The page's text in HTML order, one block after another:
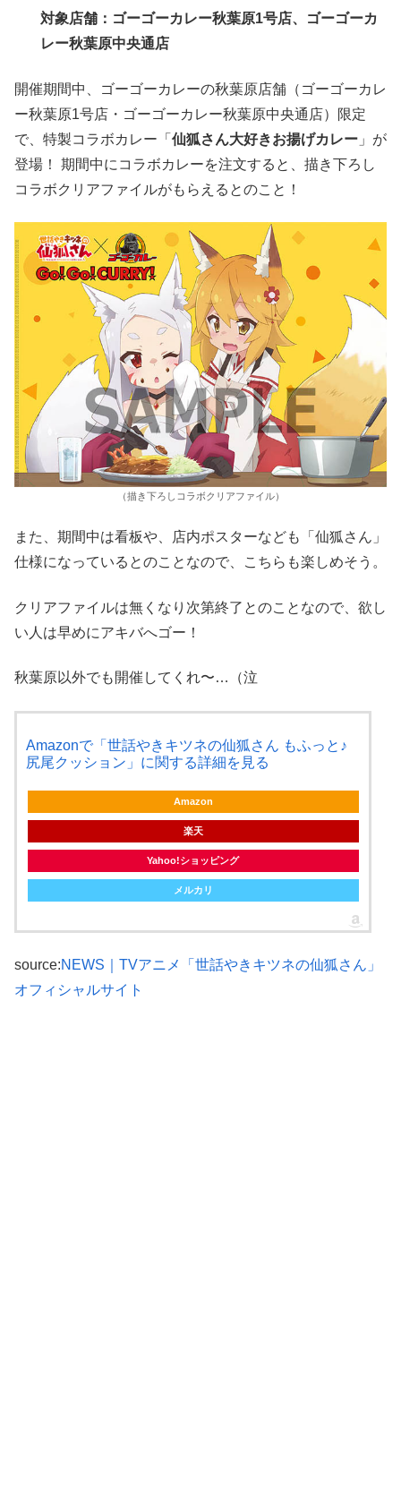
対象店舗：ゴーゴーカレー秋葉原1号店、ゴーゴーカ
レー秋葉原中央通店
開催期間中、ゴーゴーカレーの秋葉原店舗（ゴーゴーカレ
ー秋葉原1号店・ゴーゴーカレー秋葉原中央通店）限定
で、特製コラボカレー「 仙狐さん大好きお揚げカレー 」が
登場！ 期間中にコラボカレーを注文すると、描き下ろし
コラボクリアファイルがもらえるとのこと！
（描き下ろしコラボクリアファイル）
また、期間中は看板や、店内ポスターなども「仙狐さん」
仕様になっているとのことなので、こちらも楽しめそう。
クリアファイルは無くなり次第終了とのことなので、欲し
い人は早めにアキバへゴー！
秋葉原以外でも開催してくれ〜…（泣
Amazonで「世話やきキツネの仙狐さん もふっと♪
尻尾クッション」に関する詳細を見る
Amazon
楽天
Yahoo!ショッピング
メルカリ
source:NEWS｜TVアニメ「世話やきキツネの仙狐さん」
オフィシャルサイト